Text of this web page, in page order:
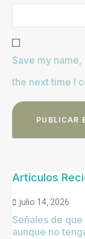
Save my
the next time I
Artículos
julio 14, 2026
Señales de
aunque no